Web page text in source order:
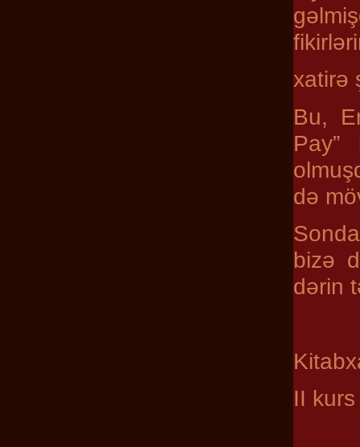
xatirə
Bu,
Pay”
də
bizə
dərin
II